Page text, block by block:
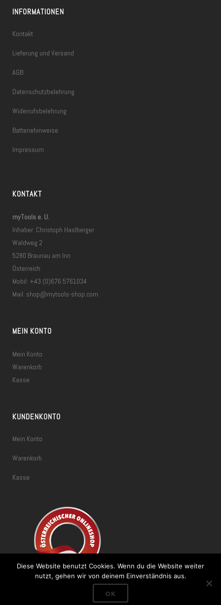
INFORMATIONEN
Kontakt
Lieferung und Versand
AGB
Datenschutzbelehrung
Widerrufsbelehrung
Batteriehinweise
Impressum
KONTAKT
myTools e. U.
Inhaber: Christoph Haslberger
Waldweg 2
5280 Braunau am Inn
Österreich
Mobil: +43 (0)676 5761034
Mail: shop@mytools-shop.com
MEIN KONTO
Mein Konto
Warenkorb
Kasse
KUNDENKONTO
Mein Konto
Warenkorb
Kasse
Diese Website benutzt Cookies. Wenn du die Website weiter
nutzt, gehen wir von deinem Einverständnis aus.
OK